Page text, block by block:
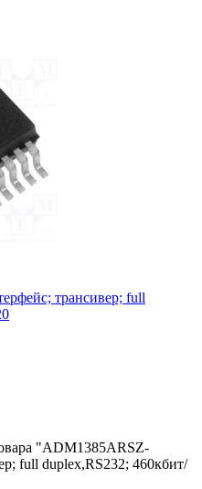
трансивер; full
"ADM1385ARSZ-
full duplex,RS232; 460кбит/